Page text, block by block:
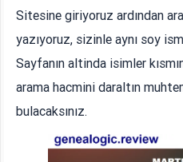
Sitesine giriyoruz ardından
yazıyoruz, sizinle aynı soy
Sayfanın altinda isimler
arama hacmini daraltın
bulacaksınız.